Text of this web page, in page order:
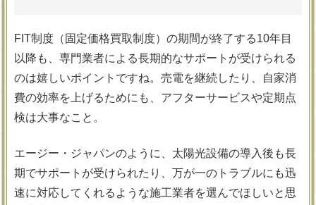
FIT制度（固定価格買取制度）の期間が終了する10年目
以降も、専門業者による長期的なサポートが受けられる
のは嬉しいポイントですね。売電を継続したり、自家消
費の効率を上げるためにも、アフターサービスや定期点
検は大事なこと。
エージー・ジャパンのように、太陽光設備の導入後も長
期でサポートが受けられたり、万が一のトラブルにも迅
速に対応してくれるような施工業者を選んでほしいと思